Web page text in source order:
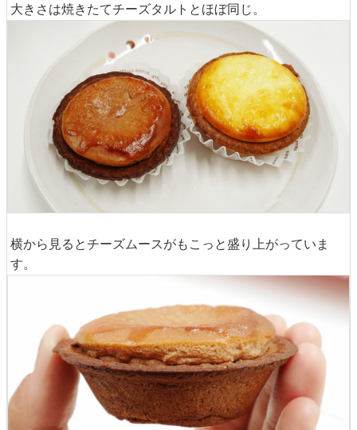
大きさは焼きたてチーズタルトとほぼ同じ。
横から見るとチーズムースがもこっと盛り上がっていま
す。